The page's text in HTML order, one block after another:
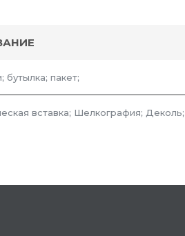
бутылка; пакет;
вставка; Шелкография; Деколь;